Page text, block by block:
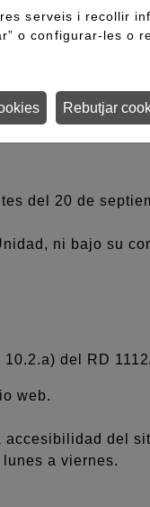
número
9.3.1.2
que no
del 20 de
ni bajo su
del RD
web.
del
a viernes.
serveis i recollir
o configurar-les o
Rebutjar